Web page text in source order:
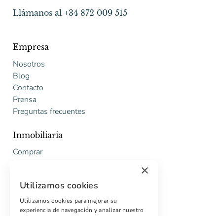
Llámanos al +34 872 009 515
Empresa
Nosotros
Blog
Contacto
Prensa
Preguntas frecuentes
Inmobiliaria
Comprar
Presupuesto gratuito de rehabilitación
Servicios
×
Utilizamos cookies
Utilizamos cookies para mejorar su
experiencia de navegación y analizar nuestro